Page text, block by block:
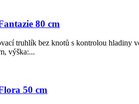
80 cm
truhlík bez knotů s kontrolou hladiny
výška:...
50 cm